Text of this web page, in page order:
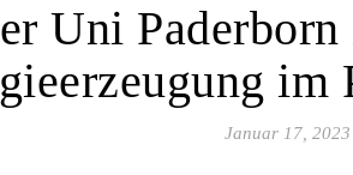
Uni
Januar 17, 2023